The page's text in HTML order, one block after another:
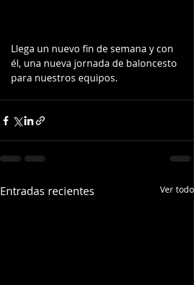
Llega un nuevo fin de semana y con
él, una nueva jornada de baloncesto
para nuestros equipos.
Entradas recientes Ver todo